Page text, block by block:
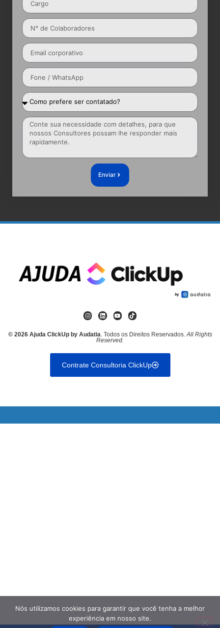
Enviar
© 2026 Ajuda ClickUp by Audatia. Todos os Direitos Reservados.All Rights
Reserved.
Contrate Consultoria ClickUp
Nós utilizamos cookies para garantir que você tenha a melhor
experiência em nosso site.